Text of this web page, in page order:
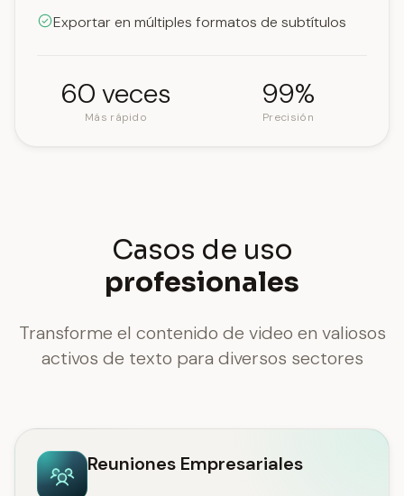
Exportar en múltiples formatos de subtítulos
60 veces
Más rápido
99%
Precisión
Casos de uso
profesionales
Transforme el contenido de video en valiosos
activos de texto para diversos sectores
Reuniones Empresariales